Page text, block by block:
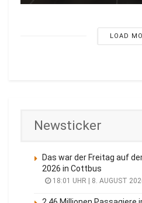
LOAD
Newsticker
Das war der Freitag auf
2026 in Cottbus
18:01 UHR | 8. AUGUST